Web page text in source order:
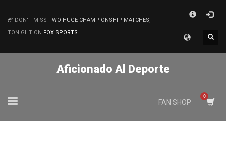
MATCHES
DON'T MISS TWO HUGE CHAMPIONSHIP MATCHES,
TONIGHT ON FOX SPORTS
Aficionado Al Deporte
FAN SHOP